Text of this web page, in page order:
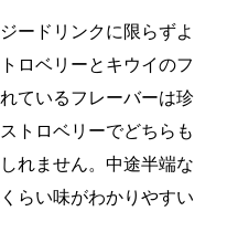
ードリンクに限らずよ
ロベリーとキウイのフ
ているフレーバーは珍
トロベリーでどちらも
れません。中途半端な
らい味がわかりやすい